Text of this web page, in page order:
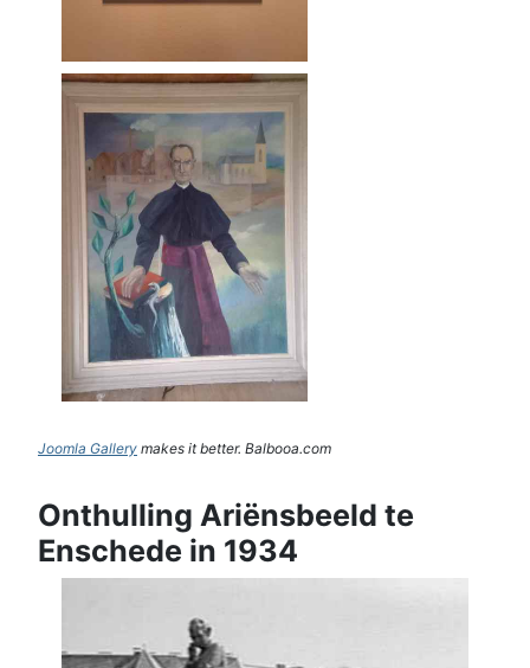
Joomla Gallery makes it better. Balbooa.com
Onthulling Ariënsbeeld te
Enschede in 1934